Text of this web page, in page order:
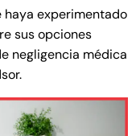
haya experimentado
sus opciones
negligencia médica